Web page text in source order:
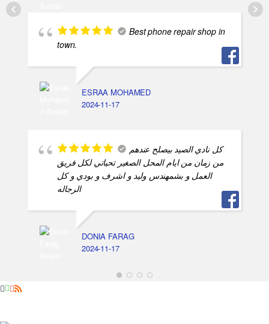
Best phone repair shop in
town.
ESRAA MOHAMED
2024-11-17
كل نادي الصيد بيصلح عندهم
من زمان من ايام المحل الصغير تحياتي لكل فريق
العمل و بشمهندس وليد و اشرف و بودي و كل
الرجاله
DONIA FARAG
2024-11-17